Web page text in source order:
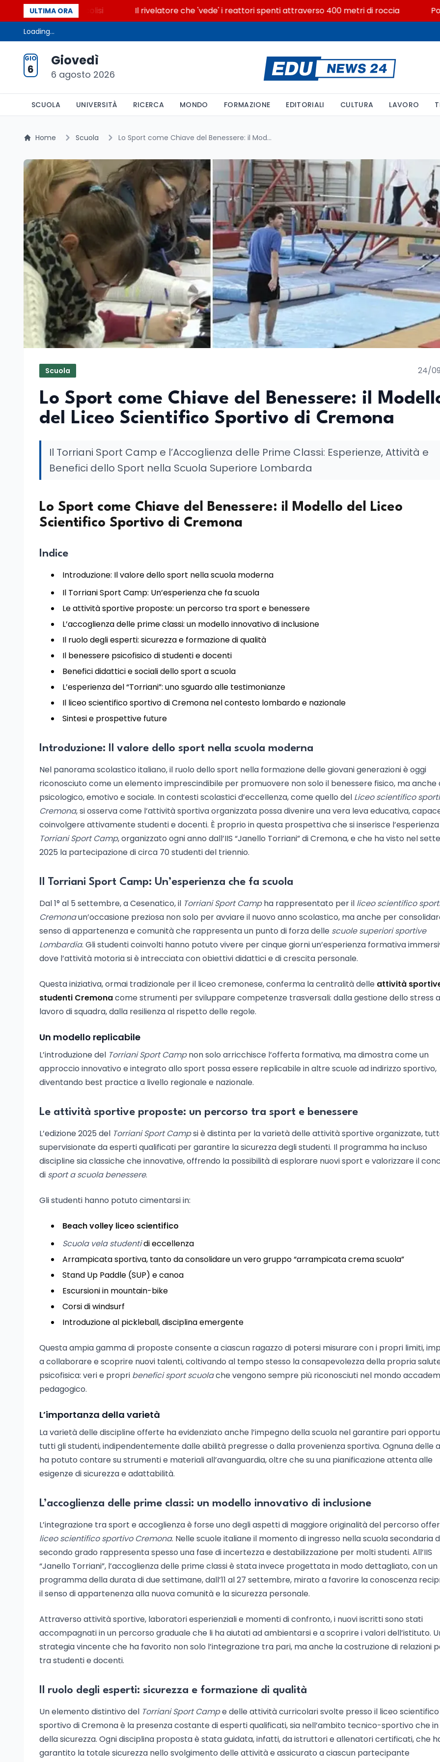
ULTIMA ORA
la glicolisi Il rivelatore che 'vede' i reattori spenti attraverso 400 metri di roccia
Loading...
GIO
6
Giovedì
6 agosto 2026
SCUOLA UNIVERSITÀ RICERCA MONDO FORMAZIONE EDITORIALI CULTURA LAVORO
Home Scuola Lo Sport come Chiave del Benessere: il Modello del Liceo Scientifico Sportivo di Cremona
Scuola 24/
Lo Sport come Chiave del Benessere: il
del Liceo Scientifico Sportivo di Cremona
Il Torriani Sport Camp e l’Accoglienza delle Prime Classi: Esperienze, Attività e
Benefici dello Sport nella Scuola Superiore Lombarda
Lo Sport come Chiave del Benessere: il Modello del Liceo
Scientifico Sportivo di Cremona
Indice
Introduzione: Il valore dello sport nella scuola moderna
Il Torriani Sport Camp: Un’esperienza che fa scuola
Le attività sportive proposte: un percorso tra sport e benessere
L’accoglienza delle prime classi: un modello innovativo di inclusione
Il ruolo degli esperti: sicurezza e formazione di qualità
Il benessere psicofisico di studenti e docenti
Benefici didattici e sociali dello sport a scuola
L’esperienza del “Torriani”: uno sguardo alle testimonianze
Il liceo scientifico sportivo di Cremona nel contesto lombardo e nazionale
Sintesi e prospettive future
Introduzione: Il valore dello sport nella scuola moderna
Nel panorama scolastico italiano, il ruolo dello sport nella formazione delle giovani generazioni è oggi
riconosciuto come un elemento imprescindibile per promuovere non solo il benessere fisico, ma anche
psicologico, emotivo e sociale. In contesti scolastici d’eccellenza, come quello del Liceo scientifico
Cremona, si osserva come l’attività sportiva organizzata possa divenire una vera leva educativa,
coinvolgere attivamente studenti e docenti. È proprio in questa prospettiva che si inserisce
Torriani Sport Camp, organizzato ogni anno dall’IIS “Janello Torriani” di Cremona, e che ha visto nel
2025 la partecipazione di circa 70 studenti del triennio.
Il Torriani Sport Camp: Un’esperienza che fa scuola
Dal 1° al 5 settembre, a Cesenatico, il Torriani Sport Campha rappresentato per il liceo scientifico
Cremonaun’occasione preziosa non solo per avviare il nuovo anno scolastico, ma anche per
senso di appartenenza e comunità che rappresenta un punto di forza delle scuole superiori sportive
Lombardia. Gli studenti coinvolti hanno potuto vivere per cinque giorni un’esperienza formativa
dove l’attività motoria si è intrecciata con obiettivi didattici e di crescita personale.
Questa iniziativa, ormai tradizionale per il liceo cremonese, conferma la centralità delle attività
studenti Cremonacome strumenti per sviluppare competenze trasversali: dalla gestione dello stress
lavoro di squadra, dalla resilienza al rispetto delle regole.
Un modello replicabile
L’introduzione del Torriani Sport Campnon solo arricchisce l’offerta formativa, ma dimostra come un
approccio innovativo e integrato allo sport possa essere replicabile in altre scuole ad indirizzo sportivo,
diventando best practice a livello regionale e nazionale.
Le attività sportive proposte: un percorso tra sport e benessere
L’edizione 2025 del Torriani Sport Campsi è distinta per la varietà delle attività sportive organizzate,
supervisionate da esperti qualificati per garantire la sicurezza degli studenti. Il programma ha incluso
discipline sia classiche che innovative, offrendo la possibilità di esplorare nuovi sport e valorizzare il
di sport a scuola benessere.
Gli studenti hanno potuto cimentarsi in:
Beach volley liceo scientifico
Scuola vela studentidi eccellenza
Arrampicata sportiva, tanto da consolidare un vero gruppo “arrampicata crema scuola”
Stand Up Paddle (SUP) e canoa
Escursioni in mountain-bike
Corsi di windsurf
Introduzione al pickleball, disciplina emergente
Questa ampia gamma di proposte consente a ciascun ragazzo di potersi misurare con i propri limiti,
a collaborare e scoprire nuovi talenti, coltivando al tempo stesso la consapevolezza della propria
psicofisica: veri e propri benefici sport scuolache vengono sempre più riconosciuti nel mondo
pedagogico.
L’importanza della varietà
La varietà delle discipline offerte ha evidenziato anche l’impegno della scuola nel garantire pari
tutti gli studenti, indipendentemente dalle abilità pregresse o dalla provenienza sportiva. Ognuna delle
ha potuto contare su strumenti e materiali all’avanguardia, oltre che su una pianificazione attenta alle
esigenze di sicurezza e adattabilità.
L’accoglienza delle prime classi: un modello innovativo di inclusione
L’integrazione tra sport e accoglienza è forse uno degli aspetti di maggiore originalità del percorso
liceo scientifico sportivo Cremona. Nelle scuole italiane il momento di ingresso nella scuola secondaria
secondo grado rappresenta spesso una fase di incertezza e destabilizzazione per molti studenti. All’IIS
“Janello Torriani”, l’accoglienza delle prime classi è stata invece progettata in modo dettagliato, con un
programma della durata di due settimane, dall’11 al 27 settembre, mirato a favorire la conoscenza
il senso di appartenenza alla nuova comunità e la sicurezza personale.
Attraverso attività sportive, laboratori esperienziali e momenti di confronto, i nuovi iscritti sono stati
accompagnati in un percorso graduale che li ha aiutati ad ambientarsi e a scoprire i valori dell’istituto.
strategia vincente che ha favorito non solo l’integrazione tra pari, ma anche la costruzione di relazioni
tra studenti e docenti.
Il ruolo degli esperti: sicurezza e formazione di qualità
Un elemento distintivo del Torriani Sport Campe delle attività curricolari svolte presso il liceo scientifico
sportivo di Cremona è la presenza costante di esperti qualificati, sia nell’ambito tecnico-sportivo che in
della sicurezza. Ogni disciplina proposta è stata guidata, infatti, da istruttori e allenatori certificati, che
garantito la totale sicurezza nello svolgimento delle attività e assicurato a ciascun partecipante